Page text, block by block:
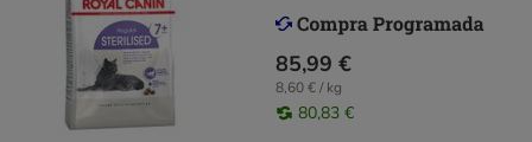
85,99 €
8,60 € / kg
80,83 €